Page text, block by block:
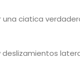
una ciatica
deslizamientos